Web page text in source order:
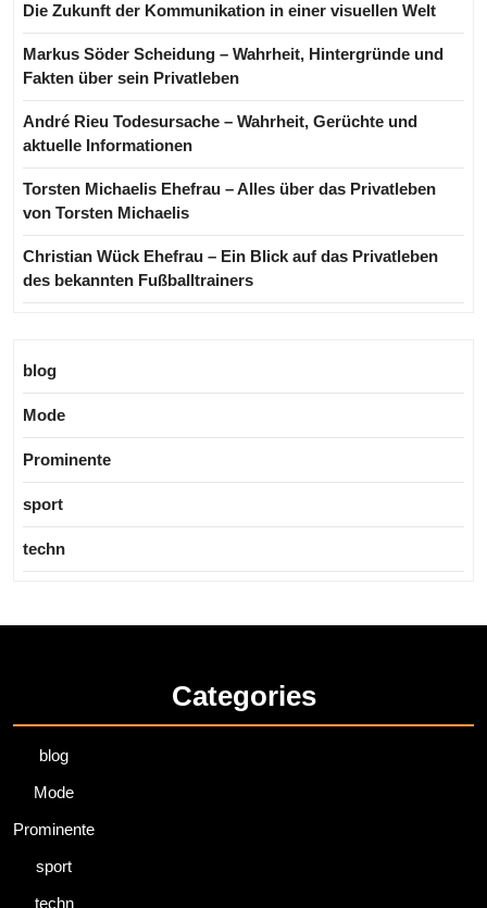
Die Zukunft der Kommunikation in einer visuellen Welt
Markus Söder Scheidung – Wahrheit, Hintergründe und
Fakten über sein Privatleben
André Rieu Todesursache – Wahrheit, Gerüchte und
aktuelle Informationen
Torsten Michaelis Ehefrau – Alles über das Privatleben
von Torsten Michaelis
Christian Wück Ehefrau – Ein Blick auf das Privatleben
des bekannten Fußballtrainers
blog
Mode
Prominente
sport
techn
Categories
blog
Mode
Prominente
sport
techn